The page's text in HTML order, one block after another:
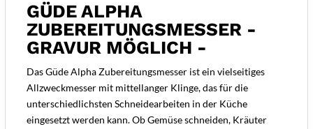
GÜDE ALPHA
ZUBEREITUNGSMESSER -
GRAVUR MÖGLICH -
Das Güde Alpha Zubereitungsmesser ist ein vielseitiges
Allzweckmesser mit mittellanger Klinge, das für die
unterschiedlichsten Schneidearbeiten in der Küche
eingesetzt werden kann. Ob Gemüse schneiden, Kräuter